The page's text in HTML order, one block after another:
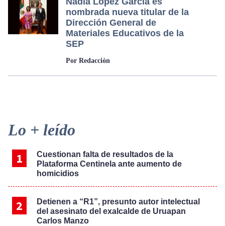
nombrada nueva titular de la
Dirección General de
Materiales Educativos de la
SEP
Por Redacción
Primary
Sidebar
Lo + leído
Cuestionan falta de resultados de la
Plataforma Centinela ante aumento de
homicidios
Detienen a “R1”, presunto autor intelectual
del asesinato del exalcalde de Uruapan
Carlos Manzo